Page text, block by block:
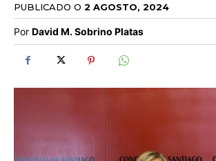
PUBLICADO O 2 AGOSTO, 2024
Por David M. Sobrino Platas